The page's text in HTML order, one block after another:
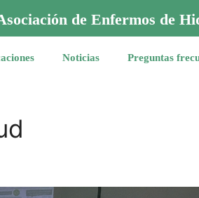
de Enfermos de
Noticias Preguntas